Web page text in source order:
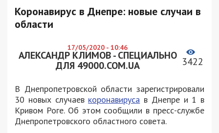
Коронавирус в Днепре: новые случаи в
области
17/05/2020 - 10:46
АЛЕКСАНДР КЛИМОВ - СПЕЦИАЛЬНО
ДЛЯ 49000.COM.UA
3422
В Днепропетровской области зарегистрировали
30 новых случаев коронавируса в Днепре и 1 в
Кривом Роге. Об этом сообщили в пресс-службе
Днепропетровского областного совета.